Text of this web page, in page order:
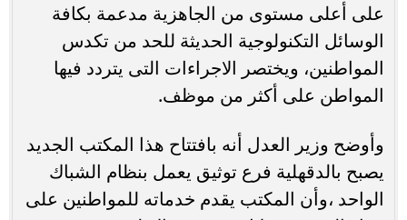
على أعلى مستوى من الجاهزية مدعمة بكافة
الوسائل التكنولوجية الحديثة للحد من تكدس
المواطنين، ويختصر الاجراءات التى يتردد فيها
المواطن على أكثر من موظف.
وأوضح وزير العدل أنه بافتتاح هذا المكتب الجديد
يصبح بالدقهلية فرع توثيق يعمل بنظام الشباك
الواحد ،وأن المكتب يقدم خدماته للمواطنين على